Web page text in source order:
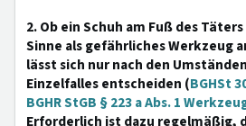
2. Ob ein Schuh am Fuß des
Sinne als gefährliches Werkzeug
lässt sich nur nach den
Einzelfalles entscheiden (BGHSt
BGHR StGB § 223 a Abs. 1
Erforderlich ist dazu regelmäßig,